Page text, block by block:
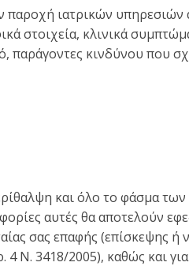
παροχή ιατρικών
στοιχεία, κλινικά
παράγοντες κινδύνου που
και όλο το φάσμα
αυτές θα αποτελούν
σας επαφής (επίσκεψης
Ν. 3418/2005), καθώς και